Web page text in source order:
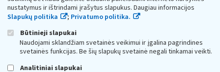
nustatymus ir ištrindami įrašytus slapukus. Daugiau informacijos
Slapukų politika
; Privatumo politika.
Būtinieji slapukai
Naudojami sklandžiam svetainės veikimui ir įgalina pagrindines
svetainės funkcijas. Be šių slapukų svetainė negali tinkamai veikti.
Analitiniai slapukai
vmi@vmi.lt, E. pristatymo dėžutės adresas 188659752
Duomenys apie Valstybinę mokesčių inspekciją prie Lietuvos
Respublikos finansų ministerijos kaupiami ir saugomi Juridinių